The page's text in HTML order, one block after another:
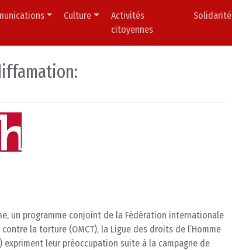
Culture
Activités
citoyennes
Solidarité
un programme conjoint de la Fédération internationale
la torture (OMCT), la Ligue des droits de l’Homme
expriment leur préoccupation suite à la campagne de